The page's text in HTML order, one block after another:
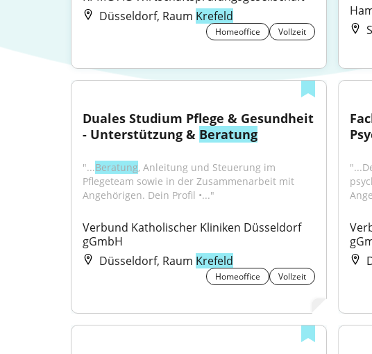
Düsseldorf, Raum Krefeld
Homeoffice Vollzeit
Duales Studium Pflege & Gesundheit
- Unterstützung & Beratung
"...Beratung, Anleitung und Steuerung im
Pflegeteam sowie in der Zusammenarbeit mit
Angehörigen. Dein Profil •..."
Verbund Katholischer Kliniken Düsseldorf
gGmbH
Düsseldorf, Raum Krefeld
Homeoffice Vollzeit